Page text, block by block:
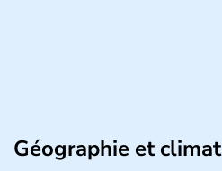
Géographie et climat